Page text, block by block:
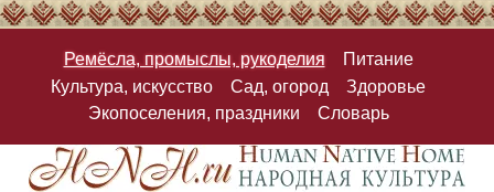
Ремёсла, промыслы, рукоделия
Питание
Культура, искусство
Сад, огород
Здоровье
Экопоселения, праздники
Словарь